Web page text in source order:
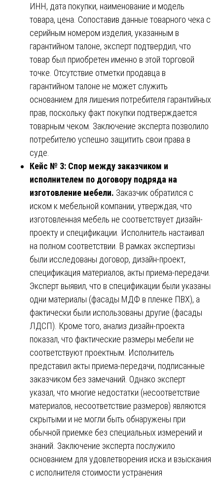
ИНН, дата покупки, наименование и модель
товара, цена. Сопоставив данные товарного чека с
серийным номером изделия, указанным в
гарантийном талоне, эксперт подтвердил, что
товар был приобретен именно в этой торговой
точке. Отсутствие отметки продавца в
гарантийном талоне не может служить
основанием для лишения потребителя гарантийных
прав, поскольку факт покупки подтверждается
товарным чеком. Заключение эксперта позволило
потребителю успешно защитить свои права в
суде.
Кейс № 3: Спор между заказчиком и
исполнителем по договору подряда на
изготовление мебели. Заказчик обратился с
иском к мебельной компании, утверждая, что
изготовленная мебель не соответствует дизайн-
проекту и спецификации. Исполнитель настаивал
на полном соответствии. В рамках экспертизы
были исследованы договор, дизайн-проект,
спецификация материалов, акты приема-передачи.
Эксперт выявил, что в спецификации были указаны
одни материалы (фасады МДФ в пленке ПВХ), а
фактически были использованы другие (фасады
ЛДСП). Кроме того, анализ дизайн-проекта
показал, что фактические размеры мебели не
соответствуют проектным. Исполнитель
представил акты приема-передачи, подписанные
заказчиком без замечаний. Однако эксперт
указал, что многие недостатки (несоответствие
материалов, несоответствие размеров) являются
скрытыми и не могли быть обнаружены при
обычной приемке без специальных измерений и
знаний. Заключение эксперта послужило
основанием для удовлетворения иска и взыскания
с исполнителя стоимости устранения